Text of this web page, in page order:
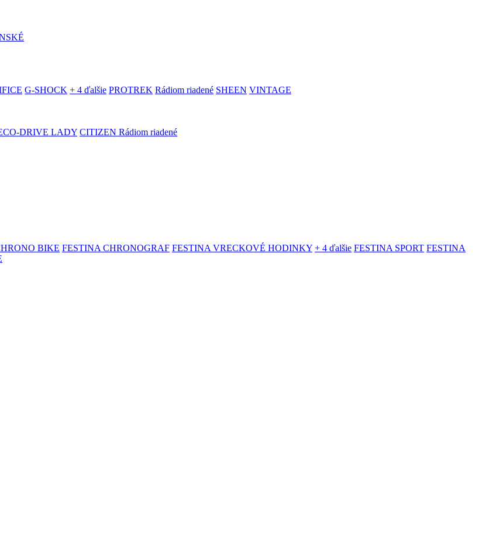
G-SHOCK + 4 ďalšie PROTREK Rádiom riadené SHEEN VINTAGE
DRIVE LADY CITIZEN Rádiom riadené
BIKE FESTINA CHRONOGRAF FESTINA VRECKOVÉ HODINKY + 4 ďalšie FESTINA SPORT FESTINA